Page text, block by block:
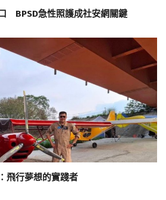
BPSD急性照護成社安網關鍵
飛行夢想的實踐者